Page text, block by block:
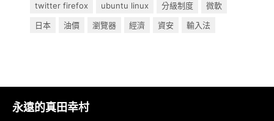
twitter firefox
ubuntu linux 分級制度
微軟
日本
油價 瀏覽器 經濟 資安 輸入法
永遠的真田幸村